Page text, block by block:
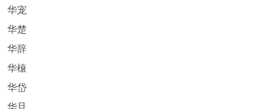
华宠
华楚
华辞
华榱
华岱
华旦